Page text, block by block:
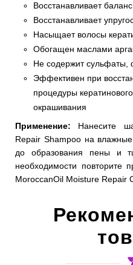
Восстанавливает
Восстанавливает
Насыщает волосы
Обогащен маслами
Не содержит
Эффективен при
процедуры
окрашивания
Применение: Нанесите
Repair Shampoo на
до образования пены и
необходимости повторите
MoroccanOil Moisture Repair